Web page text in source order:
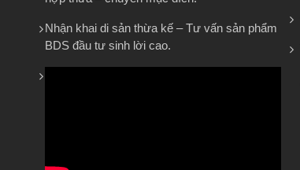
Nhận khai di sản thừa kế – Tư vấn sản phẩm
BDS đầu tư sinh lời cao.